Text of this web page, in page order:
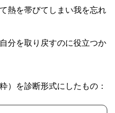
熱を帯びてしまい我を忘れ
分を取り戻すのに役立つか
）を診断形式にしたもの：